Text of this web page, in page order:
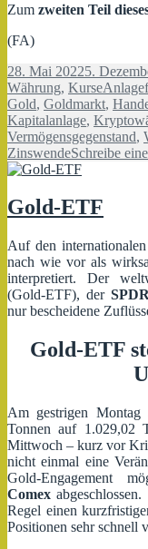
Zum zweiten Teil
(FA)
Veröffentlicht
am
28. Mai 20225.
Währung, Kurse
Gold, Goldmarkt,
Kapitalanlage,
Vermögensgegenstand,
ZinswendeSchreibe
Gold-ETF
Auf den
nach wie vor als
interpretiert. Der
(Gold-ETF), der
nur bescheidene
Gold-ETF
Am gestrigen Montag
Tonnen auf 1.029,02
Mittwoch – kurz vor
nicht einmal eine
Gold-Engagement
Comex
Regel einen
Positionen sehr schnell